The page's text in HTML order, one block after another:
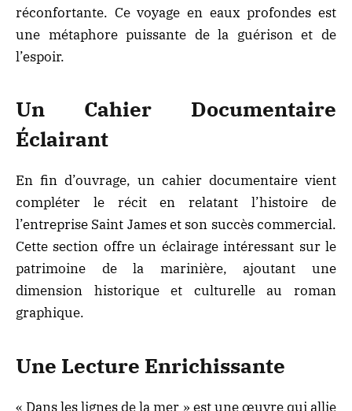
réconfortante. Ce voyage en eaux profondes est
une métaphore puissante de la guérison et de
l’espoir.
Un Cahier Documentaire
Éclairant
En fin d’ouvrage, un cahier documentaire vient
compléter le récit en relatant l’histoire de
l’entreprise Saint James et son succès commercial.
Cette section offre un éclairage intéressant sur le
patrimoine de la marinière, ajoutant une
dimension historique et culturelle au roman
graphique.
Une Lecture Enrichissante
« Dans les lignes de la mer » est une œuvre qui allie